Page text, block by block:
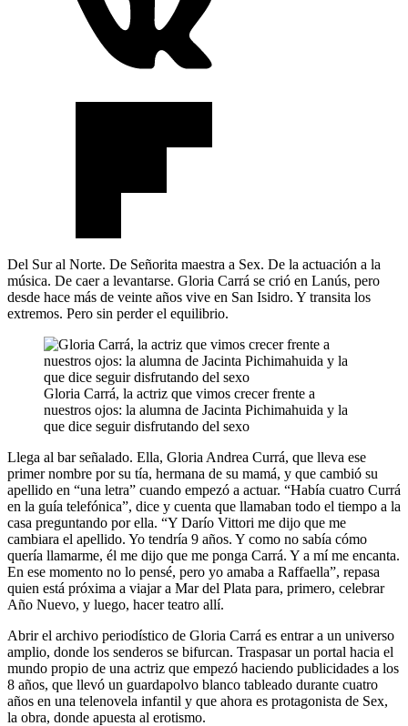
Del Sur al Norte. De Señorita maestra a Sex. De la actuación a la
música. De caer a levantarse. Gloria Carrá se crió en Lanús, pero
desde hace más de veinte años vive en San Isidro. Y transita los
extremos. Pero sin perder el equilibrio.
Gloria Carrá, la actriz que vimos crecer frente a
nuestros ojos: la alumna de Jacinta Pichimahuida y la
que dice seguir disfrutando del sexo
Llega al bar señalado. Ella, Gloria Andrea Currá, que lleva ese
primer nombre por su tía, hermana de su mamá, y que cambió su
apellido en “una letra” cuando empezó a actuar. “Había cuatro Currá
en la guía telefónica”, dice y cuenta que llamaban todo el tiempo a la
casa preguntando por ella. “Y Darío Vittori me dijo que me
cambiara el apellido. Yo tendría 9 años. Y como no sabía cómo
quería llamarme, él me dijo que me ponga Carrá. Y a mí me encanta.
En ese momento no lo pensé, pero yo amaba a Raffaella”, repasa
quien está próxima a viajar a Mar del Plata para, primero, celebrar
Año Nuevo, y luego, hacer teatro allí.
Abrir el archivo periodístico de Gloria Carrá es entrar a un universo
amplio, donde los senderos se bifurcan. Traspasar un portal hacia el
mundo propio de una actriz que empezó haciendo publicidades a los
8 años, que llevó un guardapolvo blanco tableado durante cuatro
años en una telenovela infantil y que ahora es protagonista de Sex,
la obra, donde apuesta al erotismo.